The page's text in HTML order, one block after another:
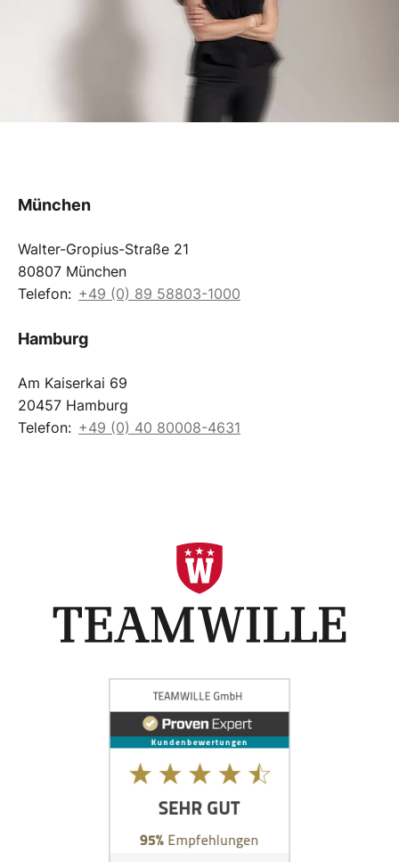
München
Walter-Gropius-Straße 21
80807 München
Telefon: +49 (0) 89 58803-1000
Hamburg
Am Kaiserkai 69
20457 Hamburg
Telefon: +49 (0) 40 80008-4631